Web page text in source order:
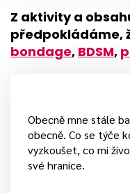
Z aktivity a
předpokládáme,
bondage, BDSM,
Obecně mne stále
obecně. Co se týče
vyzkoušet, co mi
své hranice.